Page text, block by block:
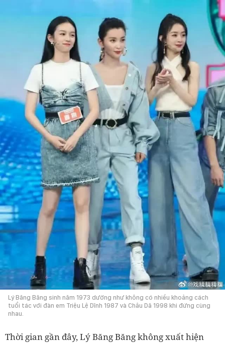
Lý Băng Băng sinh năm 1973 dường như không có nhiều khoảng cách
tuổi tác với đàn em Triệu Lệ Dĩnh 1987 và Châu Dã 1998 khi đứng cùng
nhau.
Thời gian gần đây, Lý Băng Băng không xuất hiện